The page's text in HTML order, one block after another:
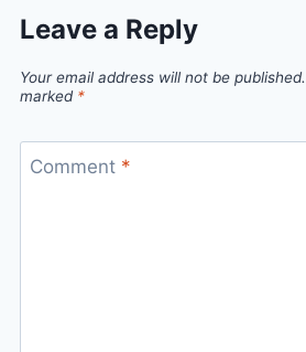
Leave a Reply
Your email address will not be published.
marked *
Comment *